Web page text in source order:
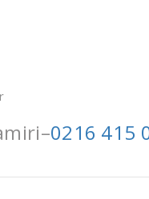
0216 415